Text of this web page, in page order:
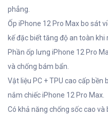
phẳng.
Ốp iPhone 12 Pro Max bo sát
kế đặc biết tăng độ an toàn khi
Phần ốp lưng iPhone 12 Pro
và chống bám bẩn.
Vật liệu PC + TPU cao cấp
nắm chiếc iPhone 12 Pro Max.
Có khả năng chống sốc cao và